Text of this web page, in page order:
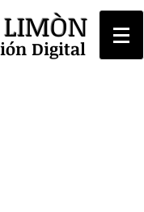
Digital